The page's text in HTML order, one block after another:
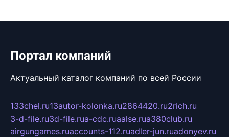
Портал компаний
Актуальный каталог компаний по всей России
133chel.ru13autor-kolonka.ru2864420.ru2rich.ru
3-d-file.ru3d-file.rua-cdc.ruaalse.rua380club.ru
airgungames.ruaccounts-112.ruadler-jun.ruadonyev.ru